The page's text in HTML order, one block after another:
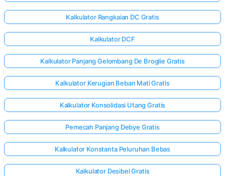
Kalkulator Rangkaian DC Gratis
Kalkulator DCF
Kalkulator Panjang Gelombang De Broglie Gratis
Kalkulator Kerugian Beban Mati Gratis
Kalkulator Konsolidasi Utang Gratis
Pemecah Panjang Debye Gratis
Kalkulator Konstanta Peluruhan Bebas
Kalkulator Desibel Gratis